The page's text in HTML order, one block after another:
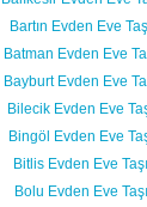
Bartın Evden Eve
Batman Evden Eve
Bayburt Evden Eve
Bilecik Evden Eve
Bingöl Evden Eve
Bitlis Evden Eve
Bolu Evden Eve